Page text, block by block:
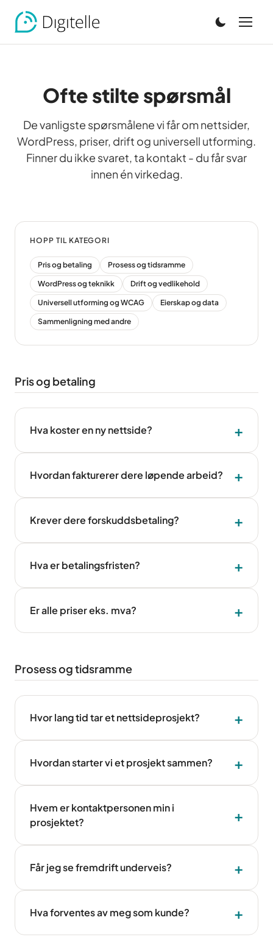
Ofte stilte spørsmål
De vanligste spørsmålene vi får om nettsider,
WordPress, priser, drift og universell utforming.
Finner du ikke svaret, ta kontakt - du får svar
innen én virkedag.
HOPP TIL KATEGORI
Pris og betaling Prosess og tidsramme
WordPress og teknikk Drift og vedlikehold
Universell utforming og WCAG Eierskap og data
Sammenligning med andre
Pris og betaling
Hva koster en ny nettside?
Hvordan fakturerer dere løpende arbeid?
Krever dere forskuddsbetaling?
Hva er betalingsfristen?
Er alle priser eks. mva?
Prosess og tidsramme
Hvor lang tid tar et nettsideprosjekt?
Hvordan starter vi et prosjekt sammen?
Hvem er kontaktpersonen min i
prosjektet?
Får jeg se fremdrift underveis?
Hva forventes av meg som kunde?